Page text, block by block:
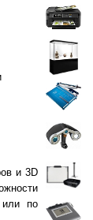
и 3D
или по